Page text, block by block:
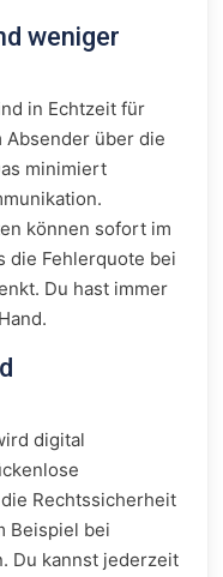
weniger
in Echtzeit für
Absender über die
minimiert
können sofort im
die Fehlerquote bei
Du hast immer
digital
Rechtssicherheit
Beispiel bei
Du kannst jederzeit